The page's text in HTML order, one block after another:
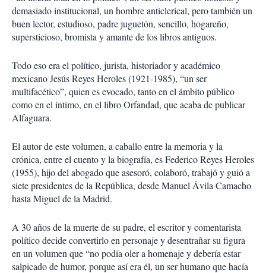
demasiado institucional, un hombre anticlerical, pero también un
buen lector, estudioso, padre juguetón, sencillo, hogareño,
supersticioso, bromista y amante de los libros antiguos.
Todo eso era el político, jurista, historiador y académico
mexicano Jesús Reyes Heroles (1921-1985), “un ser
multifacético”, quien es evocado, tanto en el ámbito público
como en el íntimo, en el libro Orfandad, que acaba de publicar
Alfaguara.
El autor de este volumen, a caballo entre la memoria y la
crónica, entre el cuento y la biografía, es Federico Reyes Heroles
(1955), hijo del abogado que asesoró, colaboró, trabajó y guió a
siete presidentes de la República, desde Manuel Ávila Camacho
hasta Miguel de la Madrid.
A 30 años de la muerte de su padre, el escritor y comentarista
político decide convertirlo en personaje y desentrañar su figura
en un volumen que “no podía oler a homenaje y debería estar
salpicado de humor, porque así era él, un ser humano que hacía